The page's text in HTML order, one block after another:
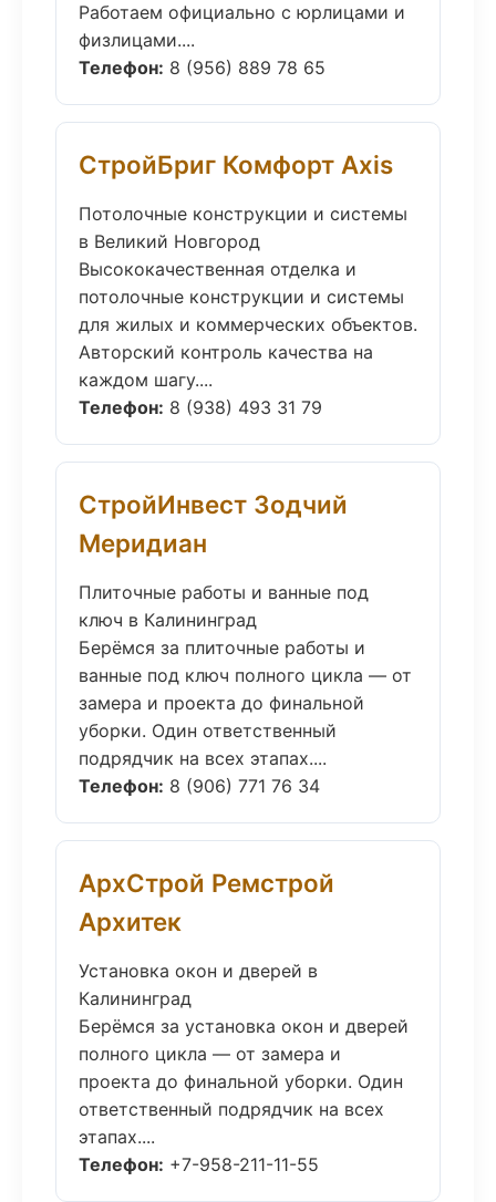
Работаем официально с юрлицами и
физлицами....
Телефон: 8 (956) 889 78 65
СтройБриг Комфорт Axis
Потолочные конструкции и системы
в Великий Новгород
Высококачественная отделка и
потолочные конструкции и системы
для жилых и коммерческих объектов.
Авторский контроль качества на
каждом шагу....
Телефон: 8 (938) 493 31 79
СтройИнвест Зодчий
Меридиан
Плиточные работы и ванные под
ключ в Калининград
Берёмся за плиточные работы и
ванные под ключ полного цикла — от
замера и проекта до финальной
уборки. Один ответственный
подрядчик на всех этапах....
Телефон: 8 (906) 771 76 34
АрхСтрой Ремстрой
Архитек
Установка окон и дверей в
Калининград
Берёмся за установка окон и дверей
полного цикла — от замера и
проекта до финальной уборки. Один
ответственный подрядчик на всех
этапах....
Телефон: +7-958-211-11-55